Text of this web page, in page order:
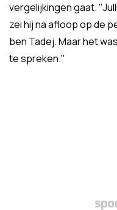
vergelijkingen gaat.
zei hij na afloop op de
ben Tadej. Maar het
te spreken."